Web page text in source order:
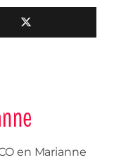
en Marianne